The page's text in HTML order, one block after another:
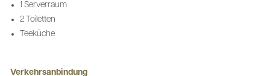
1 Serverraum
2 Toiletten
Teeküche
Verkehrsanbindung